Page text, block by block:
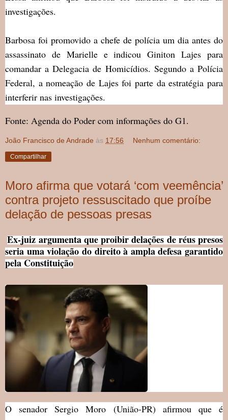
investigações.
Barbosa foi promovido a chefe de polícia um dia antes do
assassinato de Marielle e indicou Giniton Lajes para
comandar a Delegacia de Homicídios. Segundo a Polícia
Federal, a nomeação de Lajes foi parte da estratégia para
interferir nas investigações.
Fonte: Agenda do Poder com informações do G1.
João Francisco de Andrade às 17:56 Nenhum comentário:
Compartilhar
Moro afirma que votará ‘com veemência’
contra projeto ressuscitado que proíbe
delação de pessoas presas
Ex-juiz argumenta que proibir delações de réus presos
seria uma violação do direito à ampla defesa garantido
pela Constituição
O senador Sergio Moro (União-PR) afirmou que é